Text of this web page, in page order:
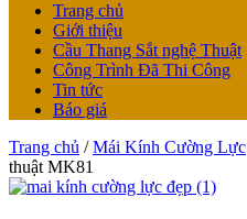
Trang chủ
Giới thiệu
Cầu Thang Sắt nghệ Thuật
Công Trình Đã Thi Công
Tin tức
Báo giá
Trang chủ /Mái Kính Cường Lực
thuật MK81